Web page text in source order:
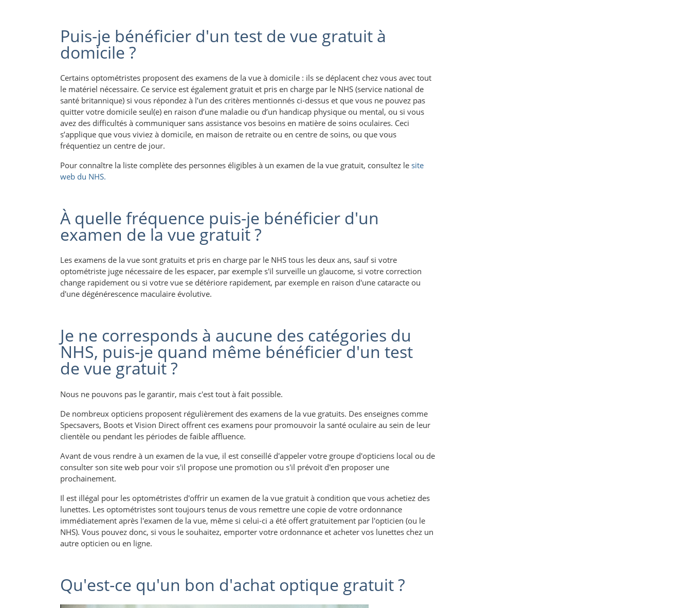
Puis-je bénéficier d'un test de vue gratuit à
domicile ?
Certains optométristes proposent des examens de la vue à domicile : ils se déplacent chez vous avec tout
le matériel nécessaire. Ce service est également gratuit et pris en charge par le NHS (service national de
santé britannique) si vous répondez à l’un des critères mentionnés ci-dessus et que vous ne pouvez pas
quitter votre domicile seul(e) en raison d’une maladie ou d’un handicap physique ou mental, ou si vous
avez des difficultés à communiquer sans assistance vos besoins en matière de soins oculaires. Ceci
s’applique que vous viviez à domicile, en maison de retraite ou en centre de soins, ou que vous
fréquentiez un centre de jour.
Pour connaître la liste complète des personnes éligibles à un examen de la vue gratuit, consultez le site
web du NHS.
À quelle fréquence puis-je bénéficier d'un
examen de la vue gratuit ?
Les examens de la vue sont gratuits et pris en charge par le NHS tous les deux ans, sauf si votre
optométriste juge nécessaire de les espacer, par exemple s'il surveille un glaucome, si votre correction
change rapidement ou si votre vue se détériore rapidement, par exemple en raison d'une cataracte ou
d'une dégénérescence maculaire évolutive.
Je ne corresponds à aucune des catégories du
NHS, puis-je quand même bénéficier d'un test
de vue gratuit ?
Nous ne pouvons pas le garantir, mais c'est tout à fait possible.
De nombreux opticiens proposent régulièrement des examens de la vue gratuits. Des enseignes comme
Specsavers, Boots et Vision Direct offrent ces examens pour promouvoir la santé oculaire au sein de leur
clientèle ou pendant les périodes de faible affluence.
Avant de vous rendre à un examen de la vue, il est conseillé d'appeler votre groupe d'opticiens local ou de
consulter son site web pour voir s'il propose une promotion ou s'il prévoit d'en proposer une
prochainement.
Il est illégal pour les optométristes d'offrir un examen de la vue gratuit à condition que vous achetiez des
lunettes. Les optométristes sont toujours tenus de vous remettre une copie de votre ordonnance
immédiatement après l'examen de la vue, même si celui-ci a été offert gratuitement par l'opticien (ou le
NHS). Vous pouvez donc, si vous le souhaitez, emporter votre ordonnance et acheter vos lunettes chez un
autre opticien ou en ligne.
Qu'est-ce qu'un bon d'achat optique gratuit ?